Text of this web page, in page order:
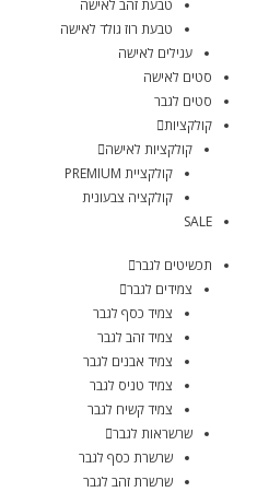
טבעת זהב לאישה
טבעת רוז גולד לאישה
עגילים לאישה
סטים לאישה
סטים לגבר
קולקציות
קולקציות לאישה
קולקציית PREMIUM
קולקציה צבעונית
SALE
תכשיטים לגבר
צמידים לגבר
צמיד כסף לגבר
צמיד זהב לגבר
צמיד אבנים לגבר
צמיד טניס לגבר
צמיד קשיח לגבר
שרשראות לגבר
שרשרת כסף לגבר
שרשרת זהב לגבר